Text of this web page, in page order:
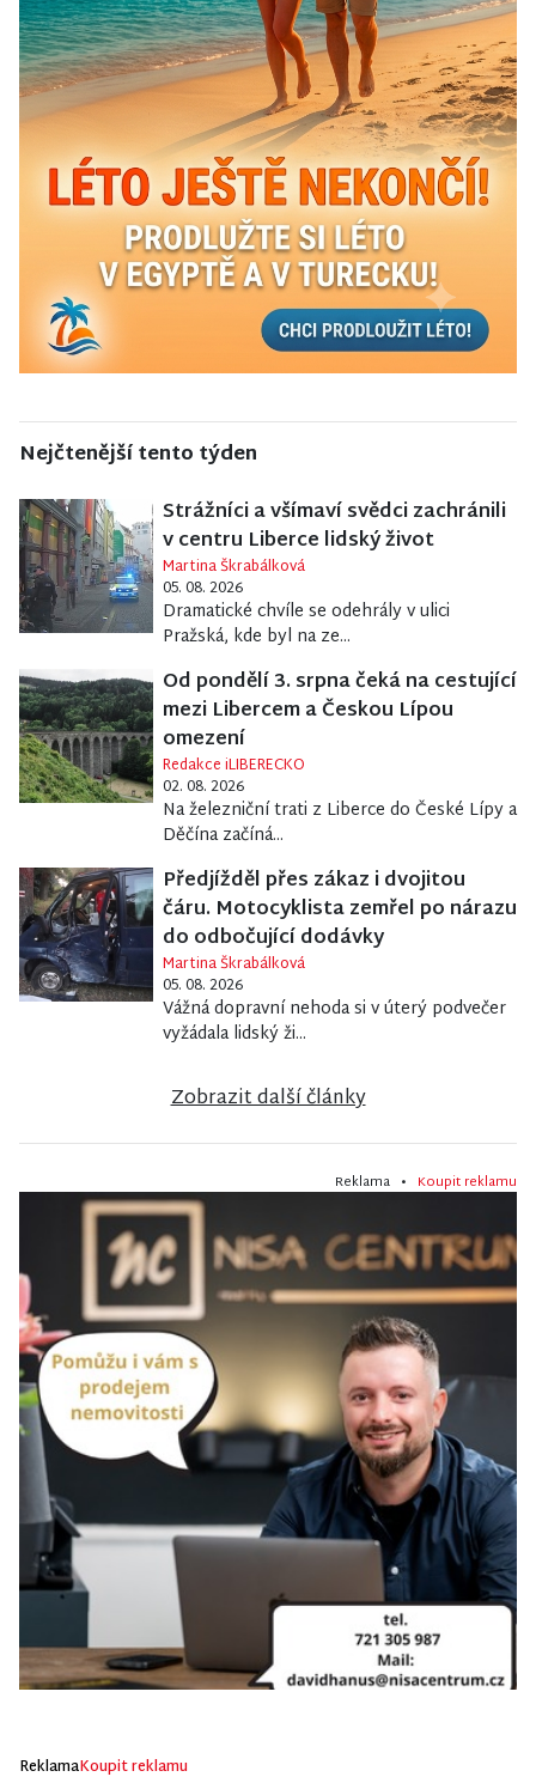
Nejčtenější tento týden
Strážníci a všímaví svědci zachránili
v centru Liberce lidský život
Martina Škrabálková
05. 08. 2026
Dramatické chvíle se odehrály v ulici
Pražská, kde byl na ze...
Od pondělí 3. srpna čeká na cestující
mezi Libercem a Českou Lípou
omezení
Redakce iLIBERECKO
02. 08. 2026
Na železniční trati z Liberce do České Lípy a
Děčína začíná...
Předjížděl přes zákaz i dvojitou
čáru. Motocyklista zemřel po nárazu
do odbočující dodávky
Martina Škrabálková
05. 08. 2026
Vážná dopravní nehoda si v úterý podvečer
vyžádala lidský ži...
Zobrazit další články
Reklama • Koupit reklamu
ReklamaKoupit reklamu